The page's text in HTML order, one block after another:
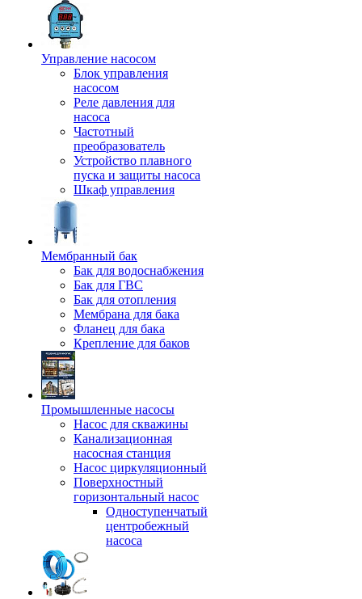
Управление насосом
Блок управления
насосом
Реле давления для
насоса
Частотный
преобразователь
Устройство плавного
пуска и защиты насоса
Шкаф управления
Мембранный бак
Бак для водоснабжения
Бак для ГВС
Бак для отопления
Мембрана для бака
Фланец для бака
Крепление для баков
Промышленные насосы
Насос для скважины
Канализационная
насосная станция
Насос циркуляционный
Поверхностный
горизонтальный насос
Одноступенчатый
центробежный
насоса